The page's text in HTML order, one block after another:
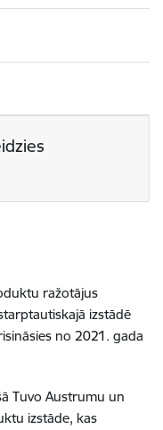
ražotājus
izstādē
no 2021. gada
Tuvo Austrumu un
izstāde, kas